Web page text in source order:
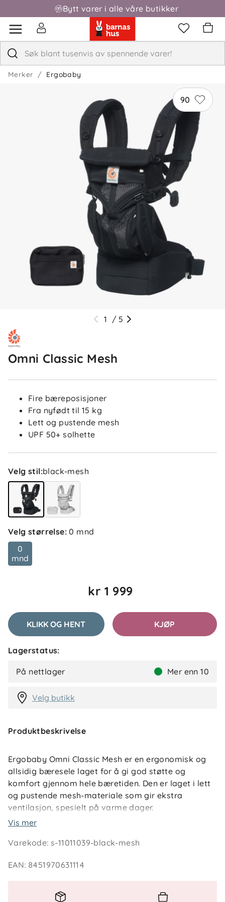
Bytt varer i alle våre butikker
Fri frakt over 1000,-
Merker Ergobaby
90
1 / 5
Omni Classic Mesh
Fire bæreposisjoner
Fra nyfødt til 15 kg
Lett og pustende mesh
UPF 50+ solhette
Velg stil:black-mesh
Velg størrelse:0 mnd
0
mnd
kr 1 999
KLIKK OG HENT KJØP
Lagerstatus:
På nettlager Mer enn 10
Velg butikk
Produktbeskrivelse
Ergobaby Omni Classic Mesh er en ergonomisk og
allsidig bæresele laget for å gi god støtte og
komfort gjennom hele bæretiden. Den er laget i lett
og pustende mesh-materiale som gir ekstra
ventilasjon, spesielt på varme dager.
spedbarnsinnlegg og kan brukes i fire
og rygg. Designet fremmer barnets naturlige M-
som hoftevennlig av International Hip Dysplasia
Vis mer
Varekode:s-11011039-black-mesh
EAN: 8451970631114